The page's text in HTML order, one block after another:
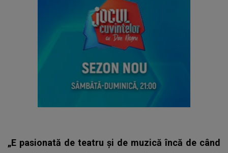
„E pasionată de teatru și de muzică încă de când